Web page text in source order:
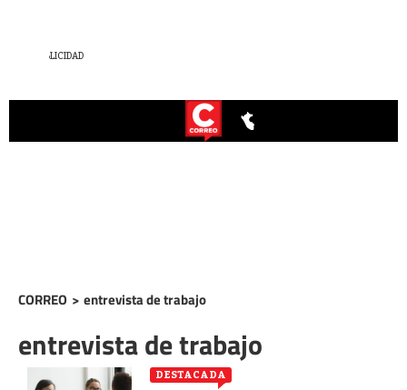
CORREO > entrevista de trabajo
entrevista de trabajo
DESTACADA